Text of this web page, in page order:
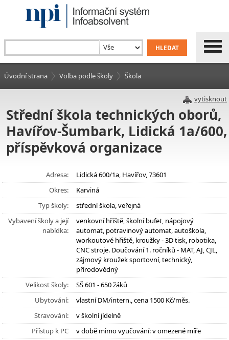
Úvodní strana Volba podle školy Škola
vytisknout
Střední škola technických oborů,
Havířov-Šumbark, Lidická 1a/600,
příspěvková organizace
Adresa:
Lidická 600/1a, Havířov, 73601
Okres:
Karviná
Typ školy:
střední škola, veřejná
Vybavení školy a její
nabídka:
venkovní hřiště, školní bufet, nápojový
automat, potravinový automat, autoškola,
workoutové hřiště, kroužky - 3D tisk, robotika,
CNC stroje. Doučování 1. ročníků - MAT, AJ, CJL,
zájmový kroužek sportovní, technický,
přírodovědný
Velikost školy:
SŠ 601 - 650 žáků
Ubytování:
vlastní DM/intern., cena 1500 Kč/měs.
Stravování:
v školní jídelně
Přístup k PC
v době mimo vyučování: v omezené míře